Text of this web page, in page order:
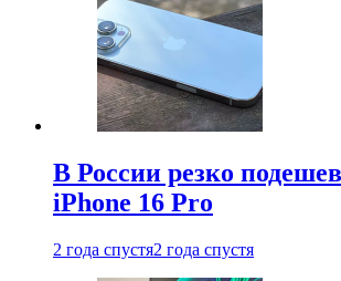
В России резко
iPhone 16 Pro
2 года спустя2 года спустя